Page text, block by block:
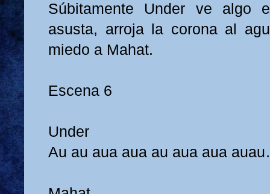
Súbitamente Under ve algo
asusta, arroja la corona al
miedo a Mahat.
Escena 6
Under
Au au aua aua au aua aua